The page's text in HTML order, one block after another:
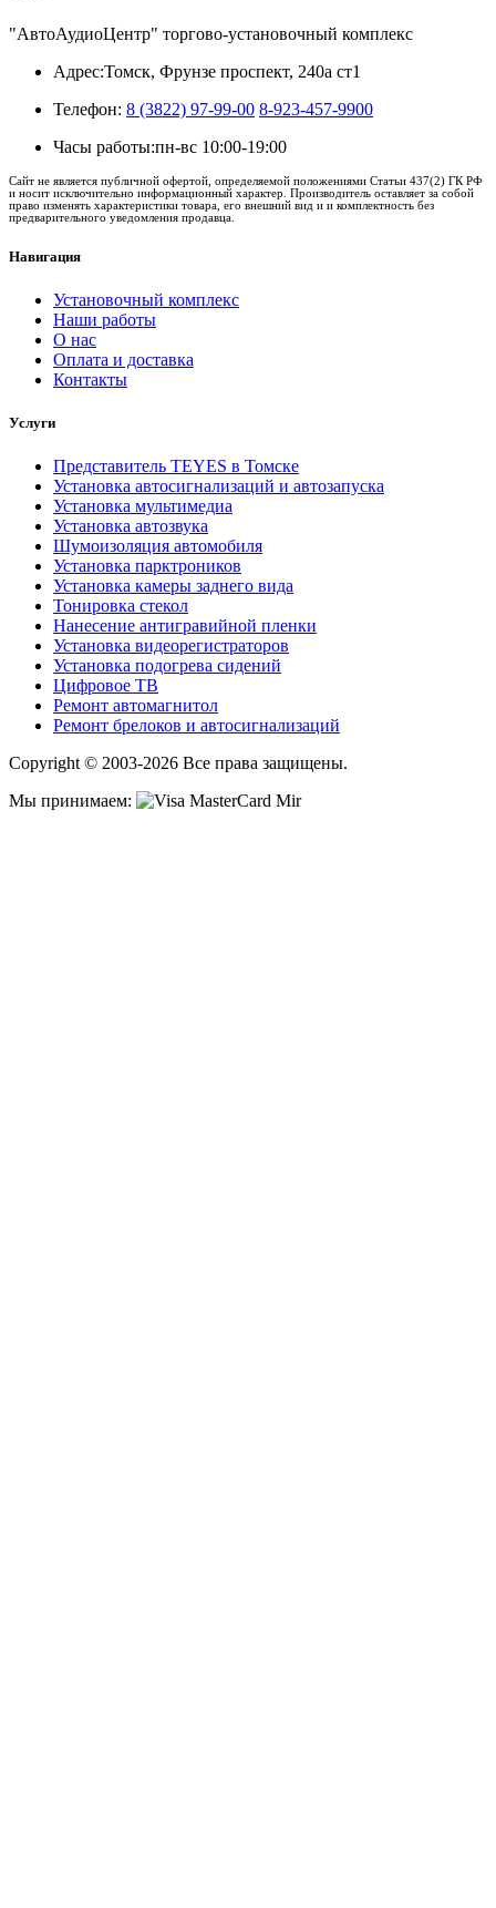
"АвтоАудиоЦентр" торгово-установочный комплекс
Адрес:Томск, Фрунзе проспект, 240а ст1
Телефон: 8 (3822) 97-99-00 8-923-457-9900
Часы работы:пн-вс 10:00-19:00
Сайт не является публичной офертой, определяемой положениями Статьи 437(2) ГК РФ
и носит исключительно информационный характер. Производитель оставляет за собой
право изменять характеристики товара, его внешний вид и и комплектность без
предварительного уведомления продавца.
Навигация
Установочный комплекс
Наши работы
О нас
Оплата и доставка
Контакты
Услуги
Представитель TEYES в Томске
Установка автосигнализаций и автозапуска
Установка мультимедиа
Установка автозвука
Шумоизоляция автомобиля
Установка парктроников
Установка камеры заднего вида
Тонировка стекол
Нанесение антигравийной пленки
Установка видеорегистраторов
Установка подогрева сидений
Цифровое ТВ
Ремонт автомагнитол
Ремонт брелоков и автосигнализаций
Copyright © 2003-2026 Все права защищены.
Мы принимаем: